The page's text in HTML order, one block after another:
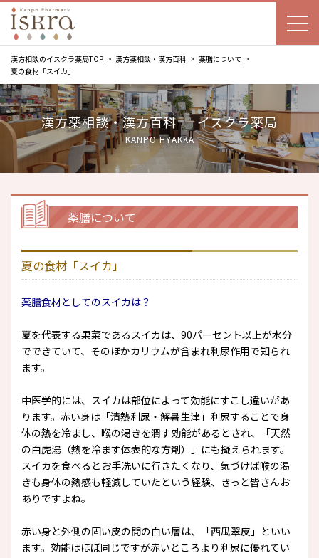
漢方相談のイスクラ薬局TOP 漢方薬相談・漢方百科
薬膳について
夏の食材「スイカ」
漢方薬相談・漢方百科 ｜ イスクラ薬局
KANPO HYAKKA
薬膳について
夏の食材「スイカ」
薬膳食材としてのスイカは？
夏を代表する果菜であるスイカは、90パーセント以上が水分
でできていて、そのほかカリウムが含まれ利尿作用で知られ
ます。
中医学的には、スイカは部位によって効能にすこし違いがあ
ります。赤い身は「清熱利尿・解暑生津」利尿することで身
体の熱を冷まし、喉の渇きを潤す効能があるとされ、「天然
の白虎湯（熱を冷ます体表的な方剤）」にも擬えられます。
スイカを食べるとお手洗いに行きたくなり、気づけば喉の渇
きも身体の熱感も軽減していたという経験、きっと皆さんお
ありですよね。
赤い身と外側の固い皮の間の白い層は、「西瓜翠皮」といい
ます。効能はほぼ同じですが赤いところより利尿に優れてい